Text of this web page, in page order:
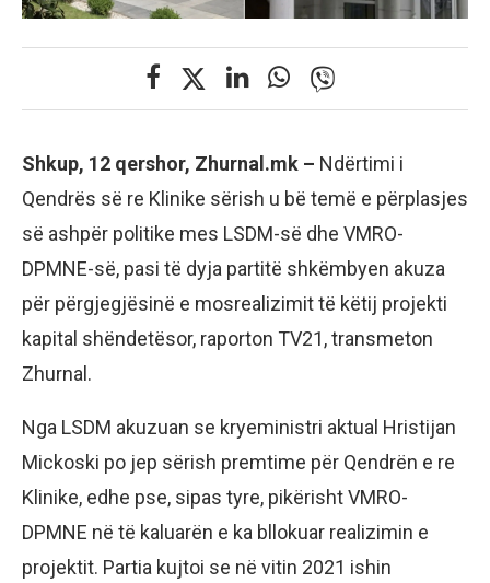
Shkup, 12 qershor, Zhurnal.mk – Ndërtimi i
Qendrës së re Klinike sërish u bë temë e përplasjes
së ashpër politike mes LSDM-së dhe VMRO-
DPMNE-së, pasi të dyja partitë shkëmbyen akuza
për përgjegjësinë e mosrealizimit të këtij projekti
kapital shëndetësor, raporton TV21, transmeton
Zhurnal.
Nga LSDM akuzuan se kryeministri aktual Hristijan
Mickoski po jep sërish premtime për Qendrën e re
Klinike, edhe pse, sipas tyre, pikërisht VMRO-
DPMNE në të kaluarën e ka bllokuar realizimin e
projektit. Partia kujtoi se në vitin 2021 ishin